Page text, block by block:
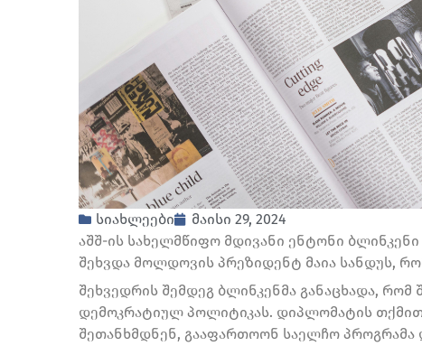
სიახლეები
მაისი 29, 2024
აშშ-ის სახელმწიფო მდივანი ენტონი
შეხვდა მოლდოვის პრეზიდენტ მაია სანდუს,
შეხვედრის შემდეგ ბლინკენმა განაცხადა,
დემოკრატიულ პოლიტიკას. დიპლომატის
შეთანხმდნენ, გააფართოონ საელჩო პროგრამა